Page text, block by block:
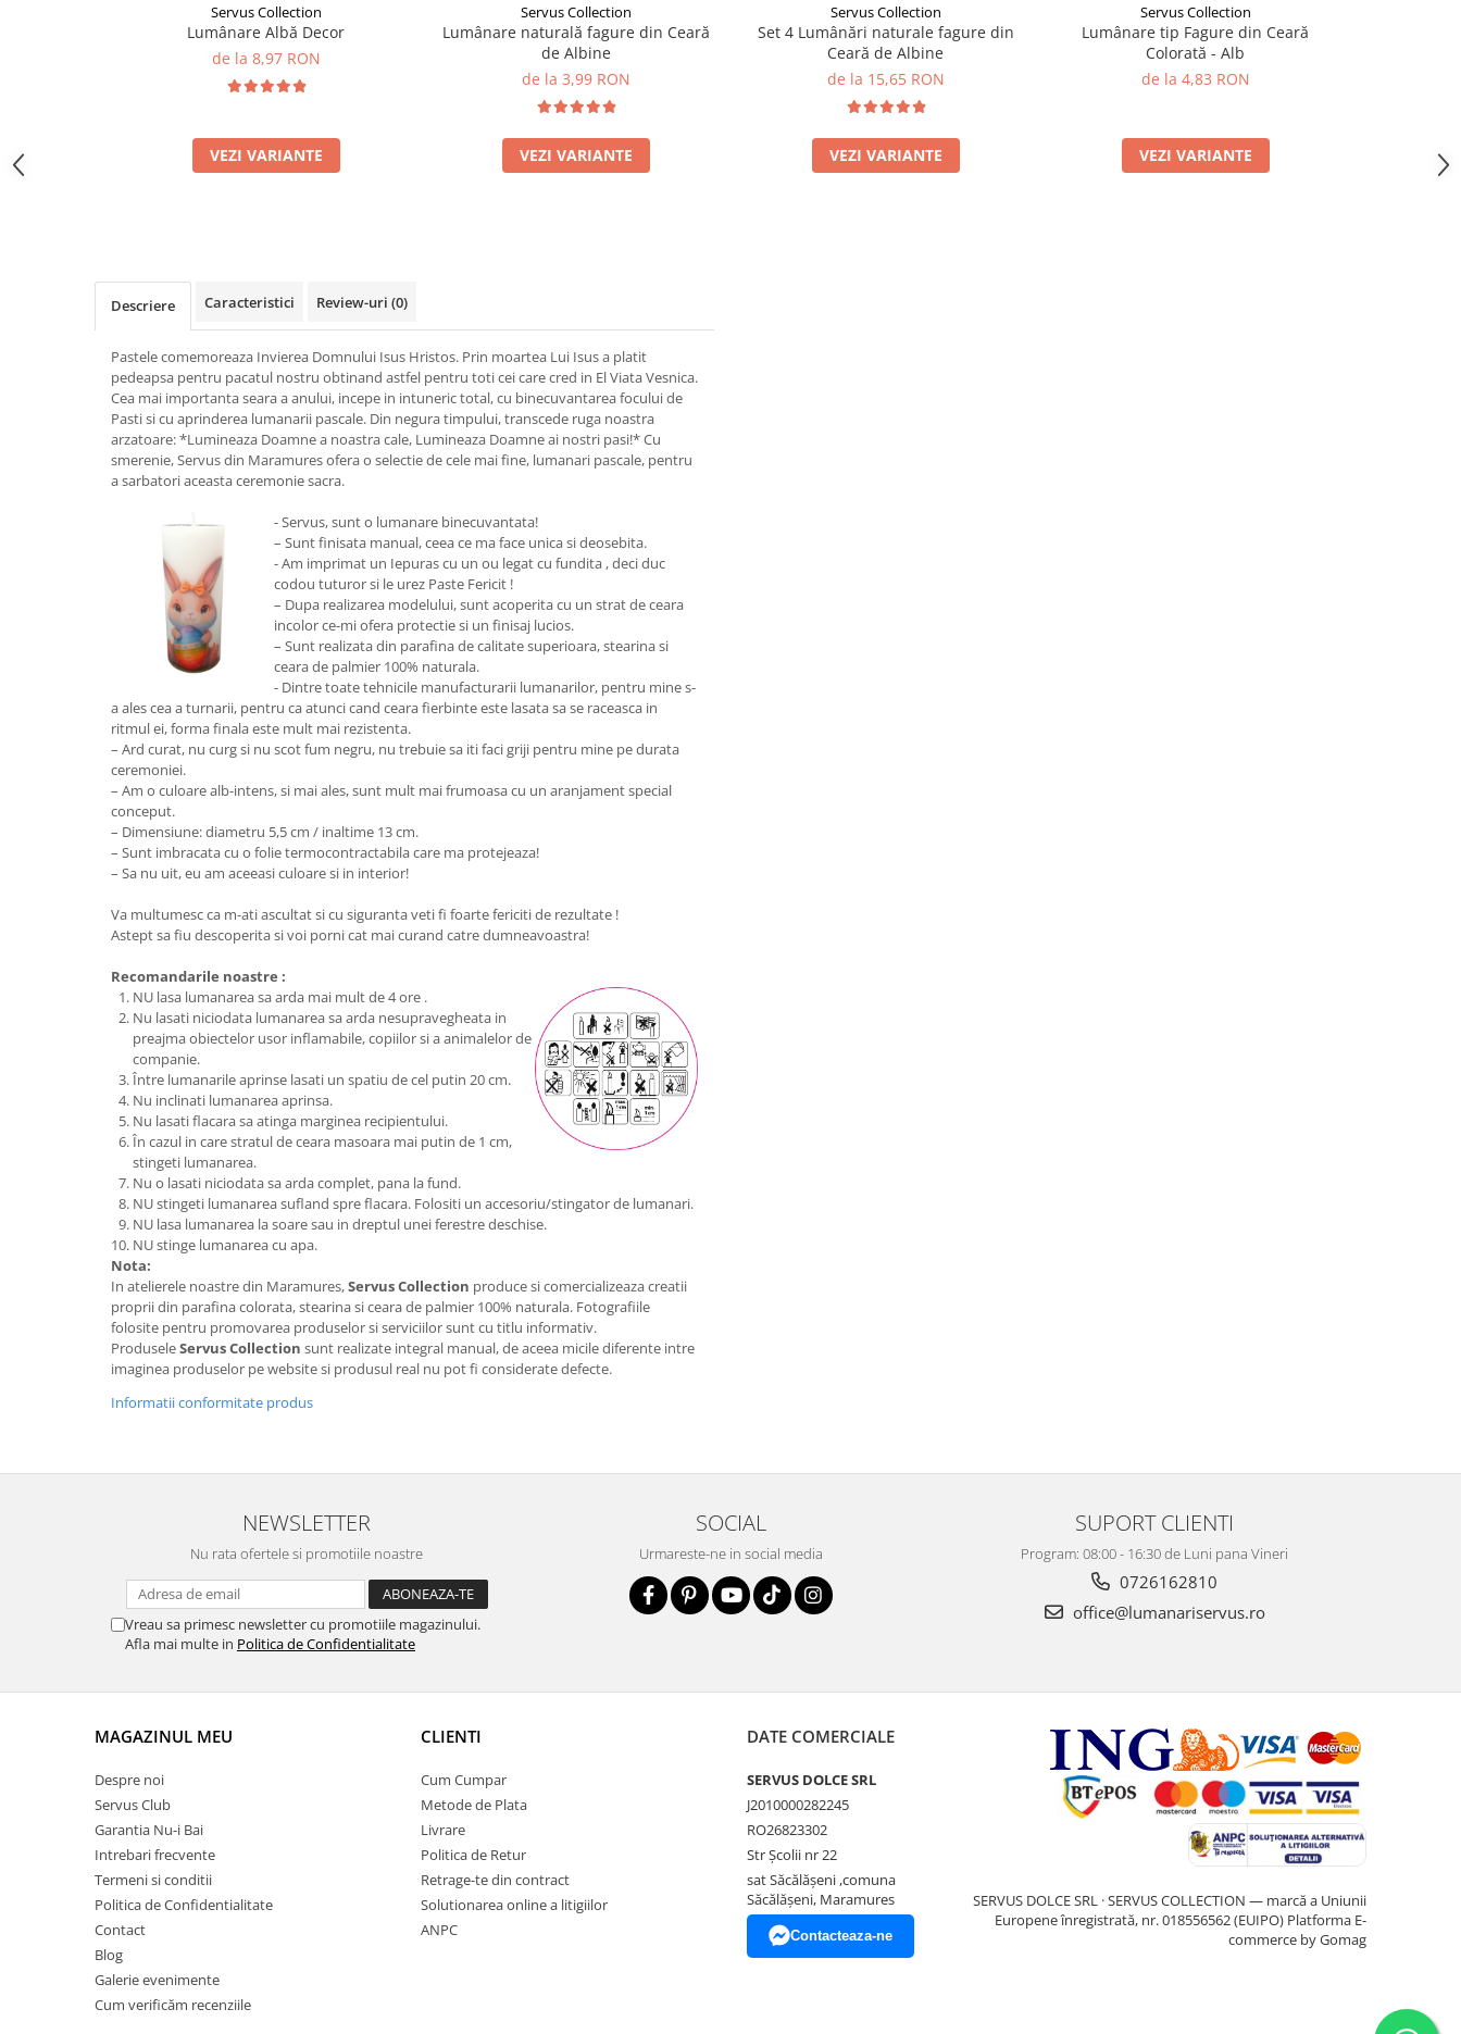
Servus Collection
Lumânare Albă Decor
de la 8,97 RON
VEZI VARIANTE
Servus Collection
Lumânare naturală fagure din Ceară
de Albine
de la 3,99 RON
VEZI VARIANTE
Servus Collection
Set 4 Lumânări naturale fagure din
Ceară de Albine
de la 15,65 RON
VEZI VARIANTE
Servus Collection
Lumânare tip Fagure din Ceară
Colorată - Alb
de la 4,83 RON
VEZI VARIANTE
Descriere Caracteristici Review-uri (0)
Pastele comemoreaza Invierea Domnului Isus Hristos. Prin moartea Lui Isus a platit
pedeapsa pentru pacatul nostru obtinand astfel pentru toti cei care cred in El Viata Vesnica.
Cea mai importanta seara a anului, incepe in intuneric total, cu binecuvantarea focului de
Pasti si cu aprinderea lumanarii pascale. Din negura timpului, transcede ruga noastra
arzatoare: *Lumineaza Doamne a noastra cale, Lumineaza Doamne ai nostri pasi!* Cu
smerenie, Servus din Maramures ofera o selectie de cele mai fine, lumanari pascale, pentru
a sarbatori aceasta ceremonie sacra.
- Servus, sunt o lumanare binecuvantata!
– Sunt finisata manual, ceea ce ma face unica si deosebita.
- Am imprimat un Iepuras cu un ou legat cu fundita , deci duc
codou tuturor si le urez Paste Fericit !
– Dupa realizarea modelului, sunt acoperita cu un strat de ceara
incolor ce-mi ofera protectie si un finisaj lucios.
– Sunt realizata din parafina de calitate superioara, stearina si
ceara de palmier 100% naturala.
- Dintre toate tehnicile manufacturarii lumanarilor, pentru mine s-
a ales cea a turnarii, pentru ca atunci cand ceara fierbinte este lasata sa se raceasca in
ritmul ei, forma finala este mult mai rezistenta.
– Ard curat, nu curg si nu scot fum negru, nu trebuie sa iti faci griji pentru mine pe durata
ceremoniei.
– Am o culoare alb-intens, si mai ales, sunt mult mai frumoasa cu un aranjament special
conceput.
– Dimensiune: diametru 5,5 cm / inaltime 13 cm.
– Sunt imbracata cu o folie termocontractabila care ma protejeaza!
– Sa nu uit, eu am aceeasi culoare si in interior!
Va multumesc ca m-ati ascultat si cu siguranta veti fi foarte fericiti de rezultate !
Astept sa fiu descoperita si voi porni cat mai curand catre dumneavoastra!
Recomandarile noastre :
NU lasa lumanarea sa arda mai mult de 4 ore .
Nu lasati niciodata lumanarea sa arda nesupravegheata in
preajma obiectelor usor inflamabile, copiilor si a animalelor de
companie.
Între lumanarile aprinse lasati un spatiu de cel putin 20 cm.
Nu inclinati lumanarea aprinsa.
Nu lasati flacara sa atinga marginea recipientului.
În cazul in care stratul de ceara masoara mai putin de 1 cm,
stingeti lumanarea.
Nu o lasati niciodata sa arda complet, pana la fund.
NU stingeti lumanarea sufland spre flacara. Folositi un accesoriu/stingator de lumanari.
NU lasa lumanarea la soare sau in dreptul unei ferestre deschise.
NU stinge lumanarea cu apa.
Nota:
In atelierele noastre din Maramures,Servus Collection produce si comercializeaza creatii
proprii din parafina colorata, stearina si ceara de palmier 100% naturala. Fotografiile
folosite pentru promovarea produselor si serviciilor sunt cu titlu informativ.
ProduseleServus Collection sunt realizate integral manual, de aceea micile diferente intre
imaginea produselor pe website si produsul real nu pot fi considerate defecte.
Informatii conformitate produs
NEWSLETTER
Nu rata ofertele si promotiile noastre
Vreau sa primesc newsletter cu promotiile magazinului.
Afla mai multe in Politica de Confidentialitate
SOCIAL
Urmareste-ne in social media
SUPORT CLIENTI
Program: 08:00 - 16:30 de Luni pana Vineri
0726162810
office@lumanariservus.ro
MAGAZINUL MEU
Despre noi
Servus Club
Garantia Nu-i Bai
Intrebari frecvente
Termeni si conditii
Politica de Confidentialitate
Contact
Blog
Galerie evenimente
Cum verificăm recenziile
CLIENTI
Cum Cumpar
Metode de Plata
Livrare
Politica de Retur
Retrage-te din contract
Solutionarea online a litigiilor
ANPC
DATE COMERCIALE
SERVUS DOLCE SRL
J2010000282245
RO26823302
Str Școlii nr 22
sat Săcălășeni ,comuna
Săcălășeni, Maramures
Contacteaza-ne
SERVUS DOLCE SRL · SERVUS COLLECTION — marcă a Uniunii
Europene înregistrată, nr. 018556562 (EUIPO) Platforma E-
commerce by Gomag